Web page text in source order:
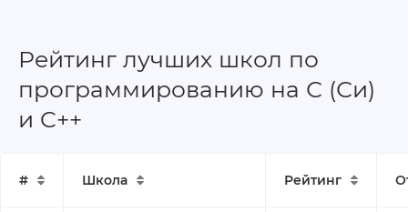
Рейтинг лучших школ по
программированию на С (Си)
и C++
# Школа Рейтинг